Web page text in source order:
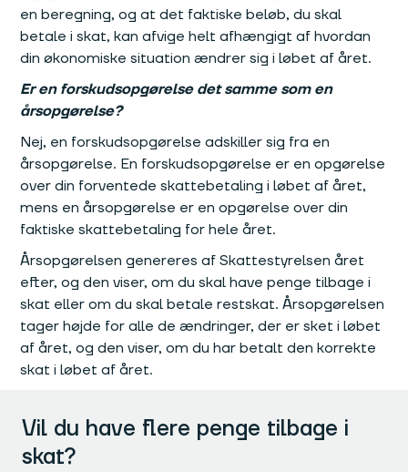
en beregning, og at det faktiske beløb, du skal
betale i skat, kan afvige helt afhængigt af hvordan
din økonomiske situation ændrer sig i løbet af året.
Er en forskudsopgørelse det samme som en
årsopgørelse?
Nej, en forskudsopgørelse adskiller sig fra en
årsopgørelse. En forskudsopgørelse er en opgørelse
over din forventede skattebetaling i løbet af året,
mens en årsopgørelse er en opgørelse over din
faktiske skattebetaling for hele året.
Årsopgørelsen genereres af Skattestyrelsen året
efter, og den viser, om du skal have penge tilbage i
skat eller om du skal betale restskat. Årsopgørelsen
tager højde for alle de ændringer, der er sket i løbet
af året, og den viser, om du har betalt den korrekte
skat i løbet af året.
Vil du have flere penge tilbage i
skat?